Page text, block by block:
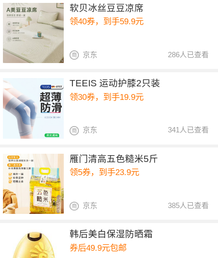
软贝冰丝豆豆凉席
领40券，到手59.9元
286人已查看
京东
TEEIS 运动护膝2只装
领30券，到手19.9元
341人已查看
京东
雁门清高五色糙米5斤
领5券，到手23.9元
385人已查看
京东
韩后美白保湿防晒霜
券后49.9元包邮